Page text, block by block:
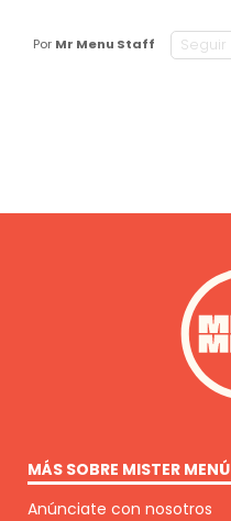
Por Mr Menu Staff Seguir
MÁS SOBRE MISTER MENÚ
Anúnciate con nosotros